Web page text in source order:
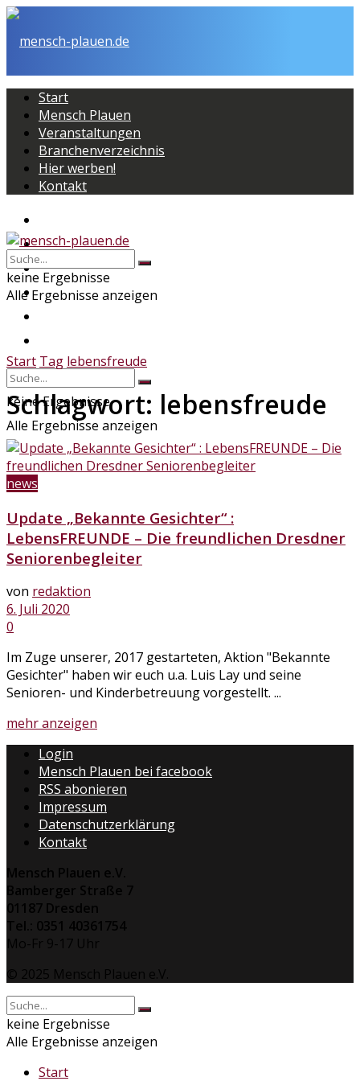
Start
Mensch Plauen
Veranstaltungen
Branchenverzeichnis
Hier werben!
Kontakt
Mensch Plauen
Veranstaltungen
Branchenverzeichnis
keine Ergebnisse
Alle Ergebnisse anzeigen
keine Ergebnisse
Alle Ergebnisse anzeigen
Start Tag lebensfreude
Schlagwort: lebensfreude
news
Update „Bekannte Gesichter“ :
LebensFREUNDE – Die freundlichen Dresdner
Seniorenbegleiter
von redaktion
6. Juli 2020
0
Im Zuge unserer, 2017 gestarteten, Aktion "Bekannte
Gesichter" haben wir euch u.a. Luis Lay und seine
Senioren- und Kinderbetreuung vorgestellt. ...
mehr anzeigen
Login
Mensch Plauen bei facebook
RSS abonieren
Impressum
Datenschutzerklärung
Kontakt
Mensch Plauen e.V.
Bamberger Straße 7
01187 Dresden
Tel.: 0351 40361754
Mo-Fr 9-17 Uhr
© 2025 Mensch Plauen e.V.
keine Ergebnisse
Alle Ergebnisse anzeigen
Start